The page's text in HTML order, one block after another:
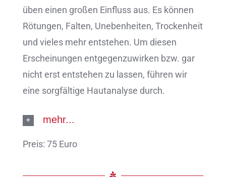
üben einen großen Einfluss aus. Es können
Rötungen, Falten, Unebenheiten, Trockenheit
und vieles mehr entstehen. Um diesen
Erscheinungen entgegenzuwirken bzw. gar
nicht erst entstehen zu lassen, führen wir
eine sorgfältige Hautanalyse durch.
mehr...
Preis: 75 Euro